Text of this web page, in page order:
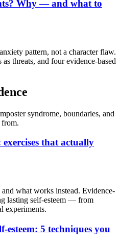
Why — and what to
pattern, not a character flaw.
threats, and four evidence-based
syndrome, boundaries, and
from.
that actually
what works instead. Evidence-
lasting self-esteem — from
experiments.
esteem: 5 techniques you